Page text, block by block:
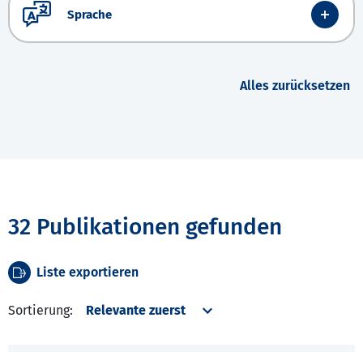
Sprache
Alles zurücksetzen
32 Publikationen gefunden
Liste exportieren
Sortierung: